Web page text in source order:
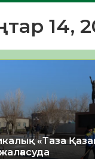
14,
«Таза